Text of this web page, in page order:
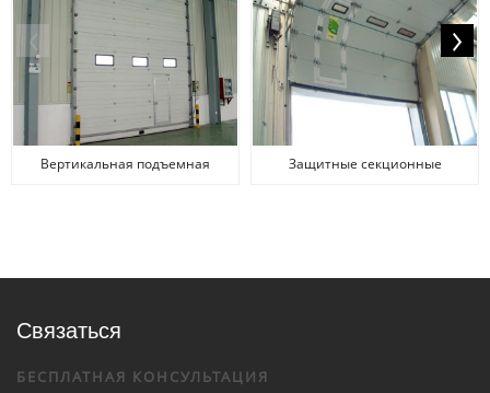
Вертикальная подъемная
Защитные секционные
Связаться
БЕСПЛАТНАЯ КОНСУЛЬТАЦИЯ